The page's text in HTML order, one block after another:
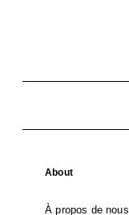
About
À propos de nous